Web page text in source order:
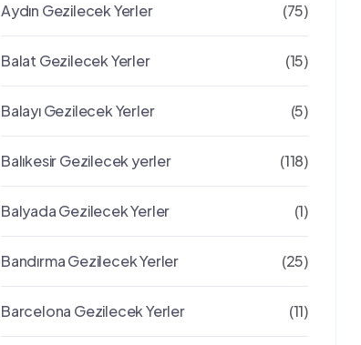
Aydın Gezilecek Yerler (75)
Balat Gezilecek Yerler (15)
Balayı Gezilecek Yerler (5)
Balıkesir Gezilecek yerler (118)
Balyada Gezilecek Yerler (1)
Bandırma Gezilecek Yerler (25)
Barcelona Gezilecek Yerler (11)